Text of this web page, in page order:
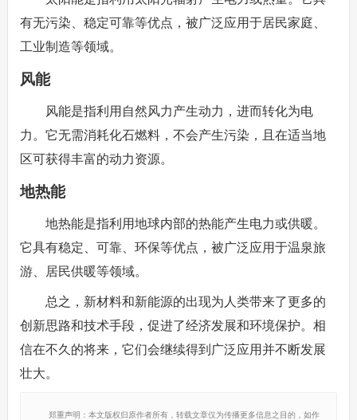
有无污染、稳定可靠等优点，被广泛应用于居民家庭、
工业制造等领域。
风能
风能是指利用自然风力产生动力，进而转化为电
力。它无需消耗化石燃料，不会产生污染，且在适当地
区可获得丰富的动力资源。
地热能
地热能是指利用地球内部的热能产生电力或供暖。
它具有稳定、可靠、环保等优点，被广泛应用于温泉旅
游、居民供暖等领域。
总之，新材料和新能源的出现为人类带来了更多的
创新思路和技术手段，促进了经济发展和环境保护。相
信在不久的将来，它们会继续得到广泛应用并不断发展
壮大。
郑重声明：本文版权归原作者所有，转载文章仅为传播更多信息之目的，如作